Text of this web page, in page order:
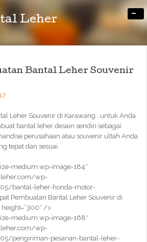
Leher -
Bantal Leher Souvenir
Leher Souvenir di Karawang , untuk Anda
bantal leher desain sendiri sebagai
perusahaan atau souvenir ultah Anda
tepat dan sesuai.
medium wp-image-184″
wp-
bantal-leher-honda-motor-
Pembuatan Bantal Leher Souvenir di
height=”300″ />
medium wp-image-168″
wp-
pengiriman-pesanan-bantal-leher-